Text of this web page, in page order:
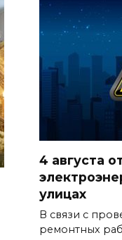
4 августа
улицах
В связи с
ремонтных